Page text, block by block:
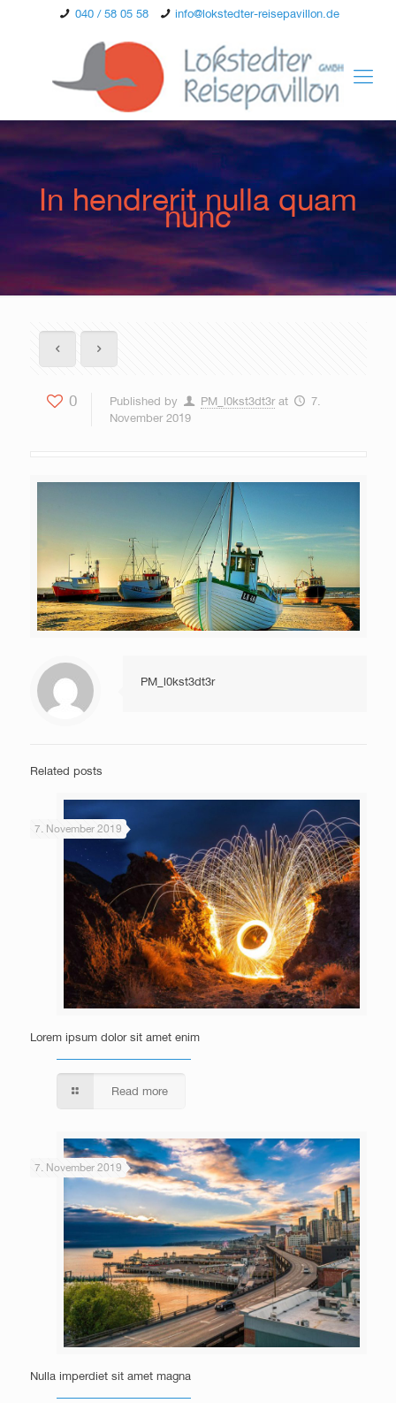
040 / 58 05 58 info@lokstedter-reisepavillon.de
In hendrerit nulla quam
nunc
0 Published by PM_l0kst3dt3r at
7.
November 2019
PM_l0kst3dt3r
Related posts
7. November 2019
Lorem ipsum dolor sit amet enim
Read more
7. November 2019
Nulla imperdiet sit amet magna